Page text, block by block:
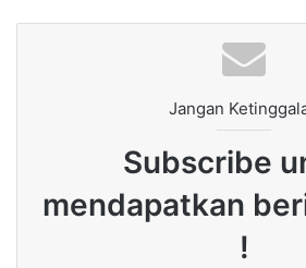
Jangan
Subscribe
mendapatkan
!